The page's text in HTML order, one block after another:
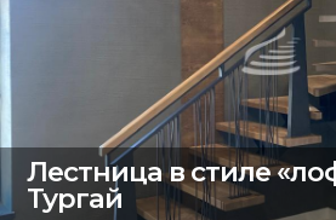
Лестница в стиле
Тургай